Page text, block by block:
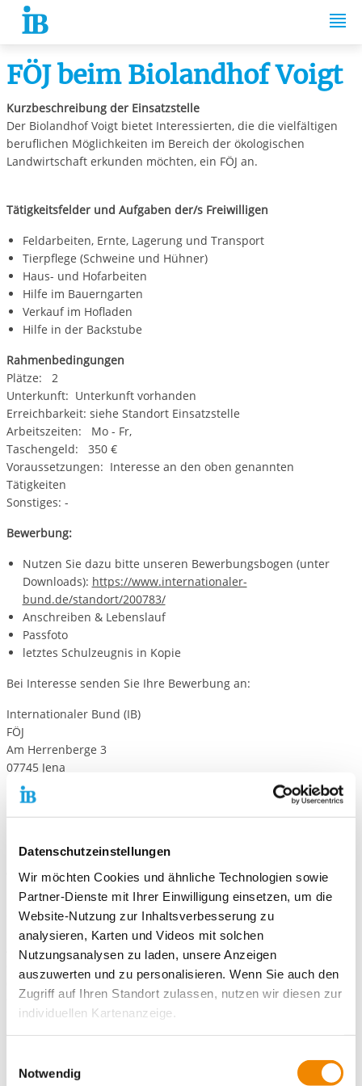
Datenschutzeinstellungen
Wir möchten Cookies und ähnliche Technologien sowie
Partner-Dienste mit Ihrer Einwilligung einsetzen, um die
Website-Nutzung zur Inhaltsverbesserung zu
analysieren, Karten und Videos mit solchen
Nutzungsanalysen zu laden, unsere Anzeigen
auszuwerten und zu personalisieren. Wenn Sie auch den
Zugriff auf Ihren Standort zulassen, nutzen wir diesen zur
individuellen Kartenanzeige.
unsere Partner Daten wie Ihre IP-Adresse und
Notwendig
Springe zum Inhalt
FÖJ beim Biolandhof Voigt
Kurzbeschreibung der Einsatzstelle
Der Biolandhof Voigt bietet Interessierten, die die vielfältigen
beruflichen Möglichkeiten im Bereich der ökologischen
Landwirtschaft erkunden möchten, ein FÖJ an.
Tätigkeitsfelder und Aufgaben der/s Freiwilligen
Feldarbeiten, Ernte, Lagerung und Transport
Tierpflege (Schweine und Hühner)
Haus- und Hofarbeiten
Hilfe im Bauerngarten
Verkauf im Hofladen
Hilfe in der Backstube
Rahmenbedingungen
Plätze: 2
Unterkunft: Unterkunft vorhanden
Erreichbarkeit: siehe Standort Einsatzstelle
Arbeitszeiten: Mo - Fr,
Taschengeld: 350 €
Voraussetzungen: Interesse an den oben genannten
Tätigkeiten
Sonstiges: -
Bewerbung:
Nutzen Sie dazu bitte unseren Bewerbungsbogen (unter
Downloads): https://www.internationaler-
bund.de/standort/200783/
Anschreiben & Lebenslauf
Passfoto
letztes Schulzeugnis in Kopie
Bei Interesse senden Sie Ihre Bewerbung an:
Internationaler Bund (IB)
FÖJ
Am Herrenberge 3
07745 Jena
Oder per E-Mail an:
freiwilligendienste-jena@ib.de
Nummer 03641 687-105 an uns.
Wir freuen uns auf Ihre Bewerbung!
Standort Jena:
IB Freiwilligendienste Standort Jena, FÖJ
Am Herrenberge 3
07745 Jena
03641 687-105
freiwilligendienste-jena@ib.de